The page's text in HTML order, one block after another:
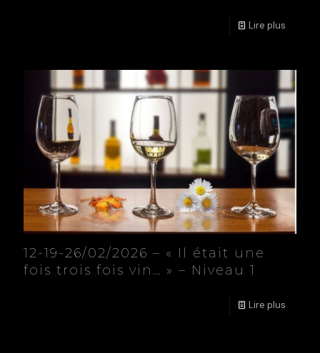
Lire plus
12-19-26/02/2026 – « Il était une
fois trois fois vin… » – Niveau 1
Lire plus